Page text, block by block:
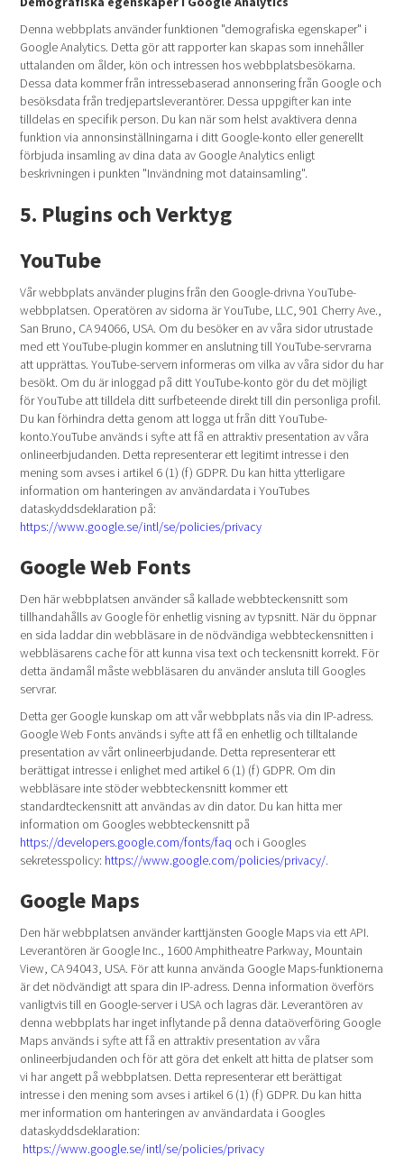
Denna webbplats använder funktionen "demografiska egenskaper" i
Google Analytics. Detta gör att rapporter kan skapas som innehåller
uttalanden om ålder, kön och intressen hos webbplatsbesökarna.
Dessa data kommer från intressebaserad annonsering från Google och
besöksdata från tredjepartsleverantörer. Dessa uppgifter kan inte
tilldelas en specifik person. Du kan när som helst avaktivera denna
funktion via annonsinställningarna i ditt Google-konto eller generellt
förbjuda insamling av dina data av Google Analytics enligt
beskrivningen i punkten "Invändning mot datainsamling".
5. Plugins och Verktyg
YouTube
Vår webbplats använder plugins från den Google-drivna YouTube-
webbplatsen. Operatören av sidorna är YouTube, LLC, 901 Cherry Ave.,
San Bruno, CA 94066, USA. Om du besöker en av våra sidor utrustade
med ett YouTube-plugin kommer en anslutning till YouTube-servrarna
att upprättas. YouTube-servern informeras om vilka av våra sidor du har
besökt. Om du är inloggad på ditt YouTube-konto gör du det möjligt
för YouTube att tilldela ditt surfbeteende direkt till din personliga profil.
Du kan förhindra detta genom att logga ut från ditt YouTube-
konto.YouTube används i syfte att få en attraktiv presentation av våra
onlineerbjudanden. Detta representerar ett legitimt intresse i den
mening som avses i artikel 6 (1) (f) GDPR. Du kan hitta ytterligare
information om hanteringen av användardata i YouTubes
dataskyddsdeklaration på:
https://www.google.se/intl/se/policies/privacy
Google Web Fonts
Den här webbplatsen använder så kallade webbteckensnitt som
tillhandahålls av Google för enhetlig visning av typsnitt. När du öppnar
en sida laddar din webbläsare in de nödvändiga webbteckensnitten i
webbläsarens cache för att kunna visa text och teckensnitt korrekt. För
detta ändamål måste webbläsaren du använder ansluta till Googles
servrar.
Detta ger Google kunskap om att vår webbplats nås via din IP-adress.
Google Web Fonts används i syfte att få en enhetlig och tilltalande
presentation av vårt onlineerbjudande. Detta representerar ett
berättigat intresse i enlighet med artikel 6 (1) (f) GDPR. Om din
webbläsare inte stöder webbteckensnitt kommer ett
standardteckensnitt att användas av din dator. Du kan hitta mer
information om Googles webbteckensnitt på
https://developers.google.com/fonts/faq och i Googles
sekretesspolicy: https://www.google.com/policies/privacy/.
Google Maps
Den här webbplatsen använder karttjänsten Google Maps via ett API.
Leverantören är Google Inc., 1600 Amphitheatre Parkway, Mountain
View, CA 94043, USA. För att kunna använda Google Maps-funktionerna
är det nödvändigt att spara din IP-adress. Denna information överförs
vanligtvis till en Google-server i USA och lagras där. Leverantören av
denna webbplats har inget inflytande på denna dataöverföring Google
Maps används i syfte att få en attraktiv presentation av våra
onlineerbjudanden och för att göra det enkelt att hitta de platser som
vi har angett på webbplatsen. Detta representerar ett berättigat
intresse i den mening som avses i artikel 6 (1) (f) GDPR. Du kan hitta
mer information om hanteringen av användardata i Googles
dataskyddsdeklaration:
https://www.google.se/intl/se/policies/privacy